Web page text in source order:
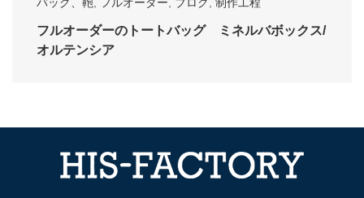
フルオーダーのトートバッグ ミネルバボックス/
オルテンシア